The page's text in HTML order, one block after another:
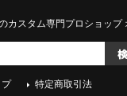
カスタム専門プロショップ
特定商取引法